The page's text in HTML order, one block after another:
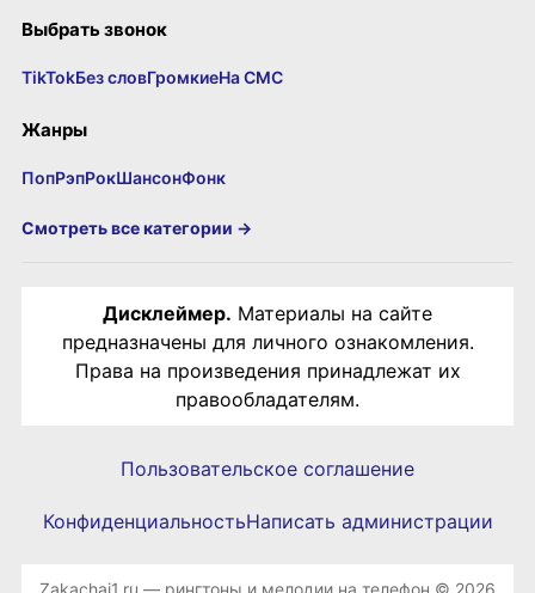
Выбрать звонок
TikTokБез словГромкиеНа СМС
Жанры
ПопРэпРокШансонФонк
Смотреть все категории →
Дисклеймер. Материалы на сайте
предназначены для личного ознакомления.
Права на произведения принадлежат их
правообладателям.
Пользовательское соглашение
КонфиденциальностьНаписать администрации
Zakachai1.ru — рингтоны и мелодии на телефон © 2026